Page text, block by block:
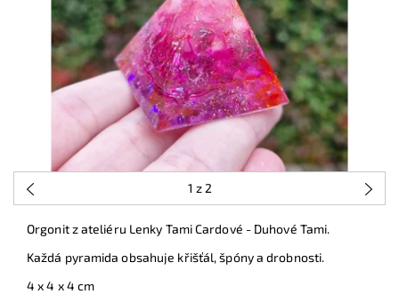
1 z 2
Orgonit z ateliéru Lenky Tami Cardové - Duhové Tami.
Každá pyramida obsahuje křišťál, špóny a drobnosti.
4 x 4 x 4 cm